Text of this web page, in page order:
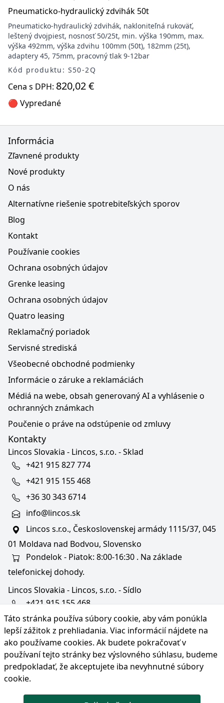
Pneumaticko-hydraulický zdvihák 50t
Pneumaticko-hydraulický zdvihák, nakloniteľná rukoväť,
leštený dvojpiest, nosnosť 50/25t, min. výška 190mm, max.
výška 492mm, výška zdvihu 100mm (50t), 182mm (25t),
adaptery 45, 75mm, pracovný tlak 9-12bar
Kód produktu: S50-2Q
Cena s DPH: 820,02 €
🔴 Vypredané
Táto stránka používa súbory cookie, aby vám ponúkla
lepší zážitok z prehliadania. Viac informácií nájdete na
ako používame cookies. Ak budete pokračovať v
používaní tejto stránky bez výslovného súhlasu, budeme
predpokladať, že akceptujete iba nevyhnutné súbory
cookie.
Informácia
Zľavnené produkty
Nové produkty
O nás
Alternatívne riešenie spotrebiteľských sporov
Blog
Kontakt
Používanie cookies
Ochrana osobných údajov
Grenke leasing
Ochrana osobných údajov
Quatro leasing
Reklamačný poriadok
Servisné strediská
Všeobecné obchodné podmienky
Informácie o záruke a reklamáciách
Médiá na webe, obsah generovaný AI a vyhlásenie o
ochranných známkach
Poučenie o práve na odstúpenie od zmluvy
Kontakty
Lincos Slovakia - Lincos, s.r.o. - Sklad
+421 915 827 774
+421 915 155 468
+36 30 343 6714
info@lincos.sk
Lincos s.r.o., Československej armády 1115/37, 045
01 Moldava nad Bodvou, Slovensko
Pondelok - Piatok: 8:00-16:30 . Na základe
telefonickej dohody.
Lincos Slovakia - Lincos, s.r.o. - Sídlo
+421 915 155 468
+36/30 343 6714
bratislava@lincos.sk
Lincos s.r.o., Rustaveliho 4, 831 06 Bratislava - m. č.
Rača, Slovensko
Iba sídlo firmy